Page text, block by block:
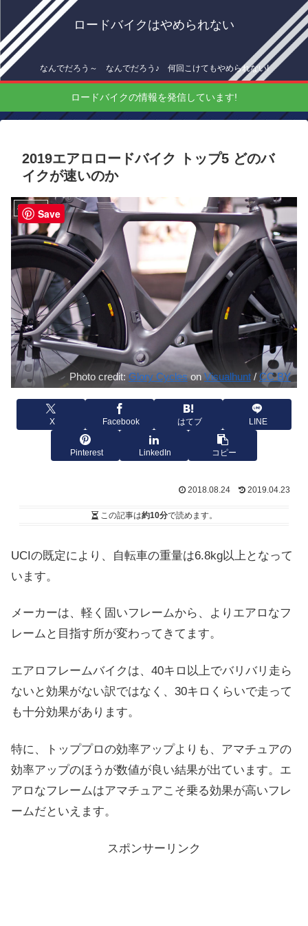
ロードバイクはやめられない
なんでだろう～ なんでだろう♪ 何回こけてもやめられない!
ロードバイクの情報を発信しています!
2019エアロロードバイク トップ5 どのバ
イクが速いのか
機材情報
Photo credit: Glory CyclesonVisualhunt/ CC BY
X Facebook はてブ LINE
Pinterest LinkedIn コピー
2018.08.24 2019.04.23
この記事は約10分で読めます。
UCIの既定により、自転車の重量は6.8kg以上となって
います。
メーカーは、軽く固いフレームから、よりエアロなフ
レームと目指す所が変わってきてます。
エアロフレームバイクは、40キロ以上でバリバリ走ら
ないと効果がない訳ではなく、30キロくらいで走って
も十分効果があります。
特に、トッププロの効率アップよりも、アマチュアの
効率アップのほうが数値が良い結果が出ています。エ
アロなフレームはアマチュアこそ乗る効果が高いフレ
ームだといえます。
スポンサーリンク
Save